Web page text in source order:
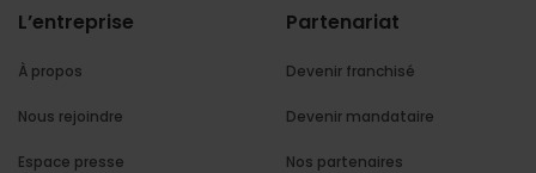
L’entreprise
À propos
Nous rejoindre
Espace presse
Partenariat
Devenir franchisé
Devenir mandataire
Nos partenaires